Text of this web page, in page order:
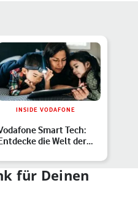
INSIDE VODAFONE
Smart Tech:
die Welt der
für Deinen